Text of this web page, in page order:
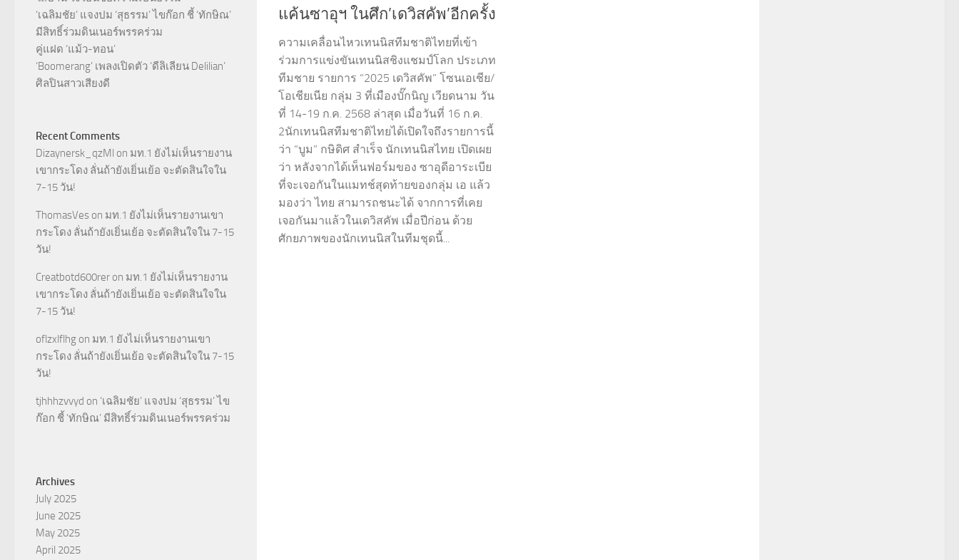
แค้นซาอุฯ ในศึก’เดวิสคัพ’อีกครั้ง
ความเคลื่อนไหวเทนนิสทีมชาติไทยที่เข้า
ร่วมการแข่งขันเทนนิสชิงแชมป์โลก ประเภท
ทีมชาย รายการ “2025 เดวิสคัพ” โซนเอเชีย/
โอเชียเนีย กลุ่ม 3 ที่เมืองบั๊กนิญ เวียดนาม วัน
ที่ 14-19 ก.ค. 2568 ล่าสุด เมื่อวันที่ 16 ก.ค.
2นักเทนนิสทีมชาติไทยได้เปิดใจถึงรายการนี้
ว่า “บูม” กษิดิศ สำเร็จ นักเทนนิสไทย เปิดเผย
ว่า หลังจากได้เห็นฟอร์มของ ซาอุดีอาระเบีย
ที่จะเจอกันในแมทช์สุดท้ายของกลุ่ม เอ แล้ว
มองว่า ไทย สามารถชนะได้ จากการที่เคย
เจอกันมาแล้วในเดวิสคัพ เมื่อปีก่อน ด้วย
ศักยภาพของนักเทนนิสในทีมชุดนี้...
‘เฉลิมชัย’ แจงปม ‘สุธรรม’ ไขก๊อก ชี้ ‘ทักษิณ’
มีสิทธิ์ร่วมดินเนอร์พรรคร่วม
คู่แฝด ‘แม้ว-ทอน’
‘Boomerang’ เพลงเปิดตัว ‘ดีลิเลียน Delilian’
ศิลปินสาวเสียงดี
Recent Comments
Dizaynersk_qzMl on มท.1 ยังไม่เห็นรายงาน
เขากระโดง ลั่นถ้ายังเยิ่นเย้อ จะตัดสินใจใน
7-15 วัน!
ThomasVes on มท.1 ยังไม่เห็นรายงานเขา
กระโดง ลั่นถ้ายังเยิ่นเย้อ จะตัดสินใจใน 7-15
วัน!
Creatbotd600rer on มท.1 ยังไม่เห็นรายงาน
เขากระโดง ลั่นถ้ายังเยิ่นเย้อ จะตัดสินใจใน
7-15 วัน!
oflzxlflhg on มท.1 ยังไม่เห็นรายงานเขา
กระโดง ลั่นถ้ายังเยิ่นเย้อ จะตัดสินใจใน 7-15
วัน!
tjhhhzvvyd on ‘เฉลิมชัย’ แจงปม ‘สุธรรม’ ไข
ก๊อก ชี้ ‘ทักษิณ’ มีสิทธิ์ร่วมดินเนอร์พรรคร่วม
Archives
July 2025
June 2025
May 2025
April 2025